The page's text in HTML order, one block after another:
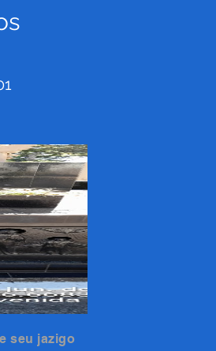
seu jazigo